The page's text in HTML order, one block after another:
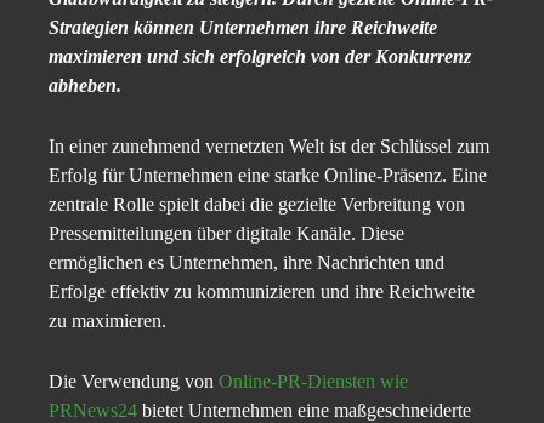
Strategien können Unternehmen ihre Reichweite
maximieren und sich erfolgreich von der Konkurrenz
abheben.
In einer zunehmend vernetzten Welt ist der Schlüssel zum
Erfolg für Unternehmen eine starke Online-Präsenz. Eine
zentrale Rolle spielt dabei die gezielte Verbreitung von
Pressemitteilungen über digitale Kanäle. Diese
ermöglichen es Unternehmen, ihre Nachrichten und
Erfolge effektiv zu kommunizieren und ihre Reichweite
zu maximieren.
Die Verwendung von Online-PR-Diensten wie
PRNews24 bietet Unternehmen eine maßgeschneiderte